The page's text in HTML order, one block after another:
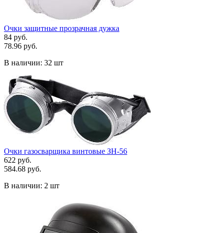
Очки защитные прозрачная дужка
84 руб.
78.96 руб.
В наличии: 32 шт
Очки газосварщика винтовые ЗН-56
622 руб.
584.68 руб.
В наличии: 2 шт